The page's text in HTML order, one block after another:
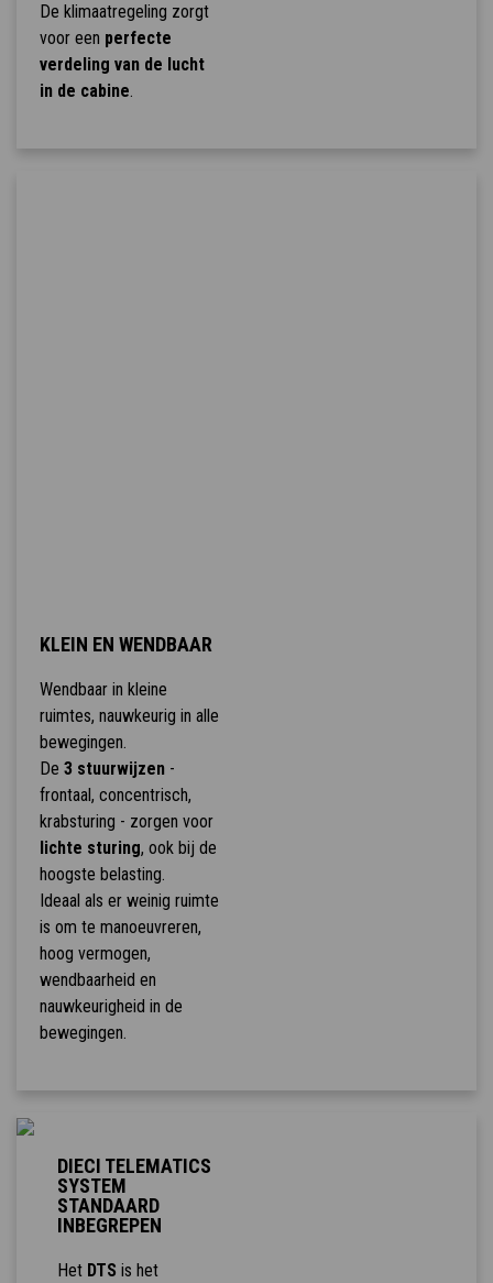
De klimaatregeling zorgt
voor een perfecte
verdeling van de lucht
in de cabine.
KLEIN EN WENDBAAR
Wendbaar in kleine
ruimtes, nauwkeurig in alle
bewegingen.
De 3 stuurwijzen-
frontaal, concentrisch,
krabsturing - zorgen voor
lichte sturing, ook bij de
hoogste belasting.
Ideaal als er weinig ruimte
is om te manoeuvreren,
hoog vermogen,
wendbaarheid en
nauwkeurigheid in de
bewegingen.
DIECI TELEMATICS
SYSTEM
STANDAARD
INBEGREPEN
Het DTS is het